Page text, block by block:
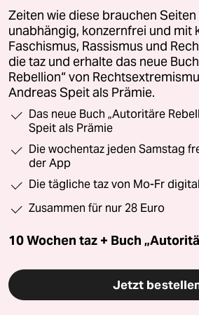
Zeiten wie diese brauchen Seiten
unabhängig, konzernfrei und mit
Faschismus, Rassismus und
die taz und erhalte das neue
Rebellion“ von
Andreas Speit als Prämie.
Das neue Buch „Autoritäre
Speit als Prämie
Die wochentaz jeden Samstag
der App
Die tägliche taz von Mo-Fr
Zusammen für nur 28 Euro
10 Wochen taz + Buch
Jetzt